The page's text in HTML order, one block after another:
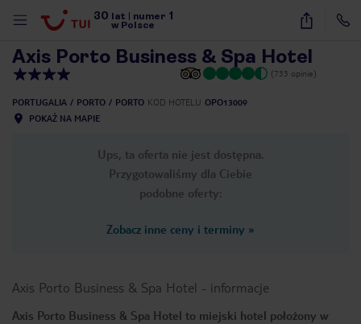
30 lat numer 1
w Polsce
38
Axis Porto Business & Spa Hotel
(733 opinie)
PORTUGALIA PORTO PORTO KOD HOTELU OPO13009
POKAŻ NA MAPIE
Ups, ta oferta nie jest dostępna.
Przygotowaliśmy dla Ciebie
podobne oferty:
Zobacz inne ceny i terminy »
Axis Porto Business & Spa Hotel - informacje
Axis Porto Business & Spa Hotel to miejski hotel położony w